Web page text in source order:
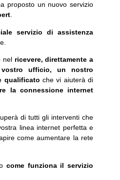
proposto un nuovo servizio
.
servizio di assistenza
nel ricevere, direttamente a
ufficio, un nostro
qualificato che vi aiuterà di
la connessione internet
di tutti gli interventi che
linea internet perfetta e
come aumentare la rete
come funziona il servizio